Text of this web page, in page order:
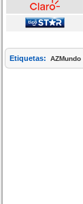
Etiquetas: AZMundo